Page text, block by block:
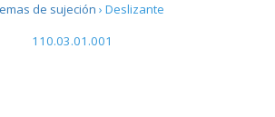
de sujeción › Deslizante
110.03.01.001